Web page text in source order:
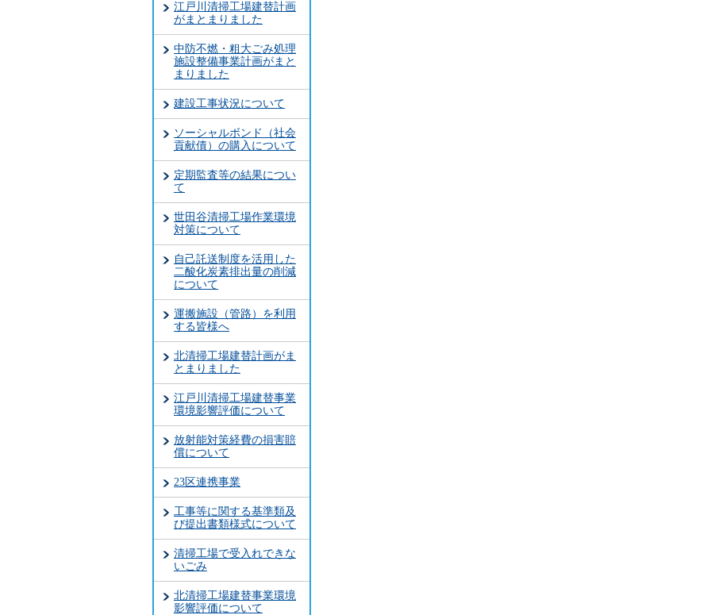
江戸川清掃工場建替計画
がまとまりました
中防不燃・粗大ごみ処理
施設整備事業計画がまと
まりました
建設工事状況について
ソーシャルボンド（社会
貢献債）の購入について
定期監査等の結果につい
て
世田谷清掃工場作業環境
対策について
自己託送制度を活用した
二酸化炭素排出量の削減
について
運搬施設（管路）を利用
する皆様へ
北清掃工場建替計画がま
とまりました
江戸川清掃工場建替事業
環境影響評価について
放射能対策経費の損害賠
償について
23区連携事業
工事等に関する基準類及
び提出書類様式について
清掃工場で受入れできな
いごみ
北清掃工場建替事業環境
影響評価について